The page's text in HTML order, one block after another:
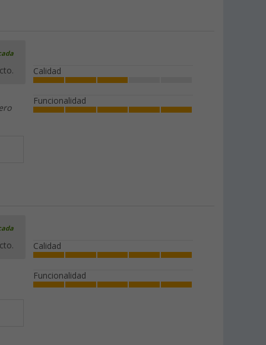
Calidad
Funcionalidad
Calidad
Funcionalidad